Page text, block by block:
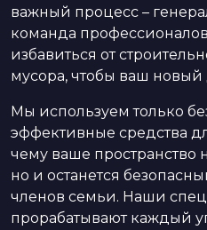
важный процесс –
команда
избавиться от
мусора, чтобы ваш новый
Мы используем только
эффективные средства
чему ваше пространство
но и останется
членов семьи. Наши
прорабатывают каждый